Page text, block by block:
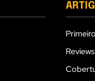
Reviews